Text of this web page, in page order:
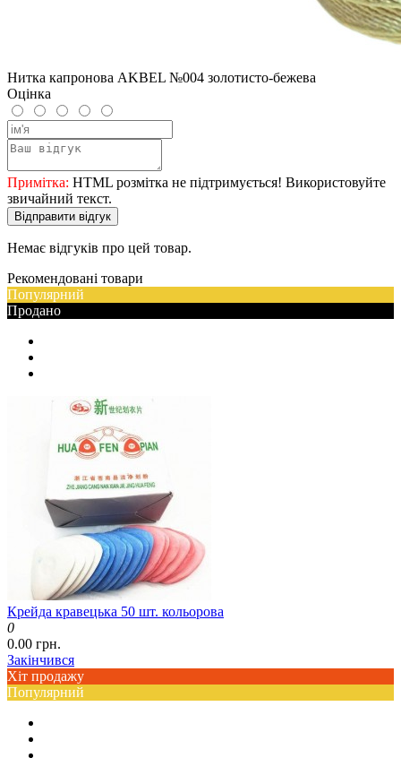
Нитка капронова AKBEL №004 золотисто-бежева
Оцінка
Примітка: HTML розмітка не підтримується! Використовуйте
звичайний текст.
Відправити відгук
Немає відгуків про цей товар.
Рекомендовані товари
Популярний
Продано
Крейда кравецька 50 шт. кольорова
0
0.00 грн.
Закінчився
Хіт продажу
Популярний